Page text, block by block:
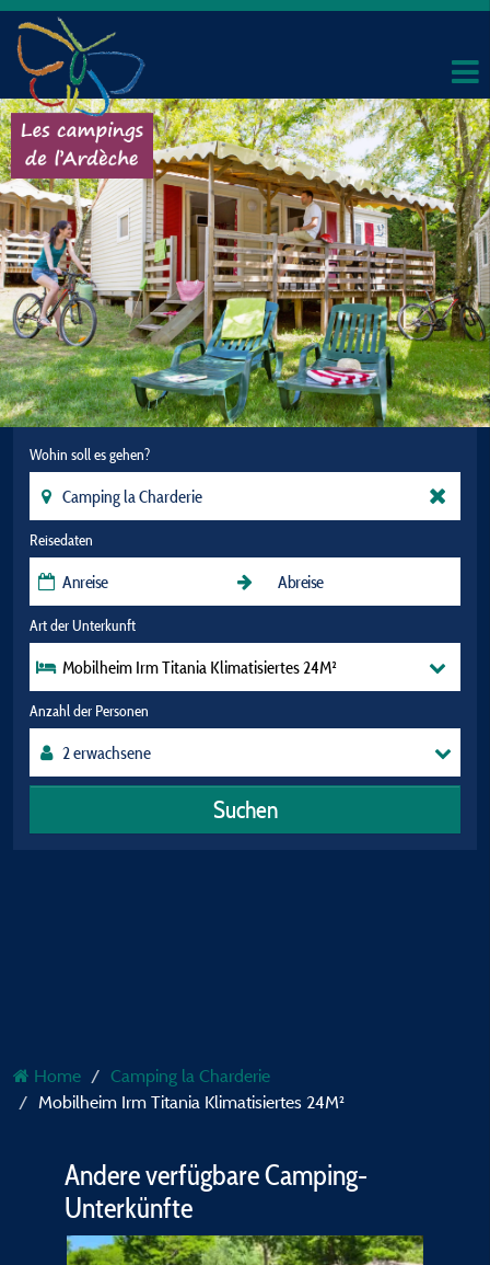
Wohin soll es gehen?
Reisedaten
Art der Unterkunft
Mobilheim Irm Titania Klimatisiertes 24M²
Anzahl der Personen
Suchen
Home
Camping la Charderie
Mobilheim Irm Titania Klimatisiertes 24M²
Andere verfügbare Camping-
Unterkünfte